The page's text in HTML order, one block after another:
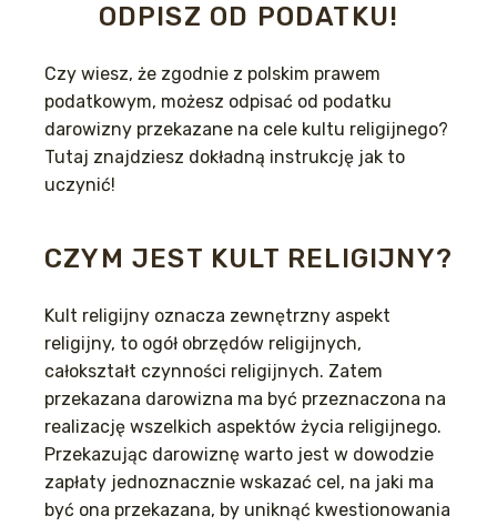
ODPISZ OD PODATKU!
Czy wiesz, że zgodnie z polskim prawem
podatkowym, możesz odpisać od podatku
darowizny przekazane na cele kultu religijnego?
Tutaj znajdziesz dokładną instrukcję jak to
uczynić!
CZYM JEST KULT RELIGIJNY?
Kult religijny oznacza zewnętrzny aspekt
religijny, to ogół obrzędów religijnych,
całokształt czynności religijnych. Zatem
przekazana darowizna ma być przeznaczona na
realizację wszelkich aspektów życia religijnego.
Przekazując darowiznę warto jest w dowodzie
zapłaty jednoznacznie wskazać cel, na jaki ma
być ona przekazana, by uniknąć kwestionowania